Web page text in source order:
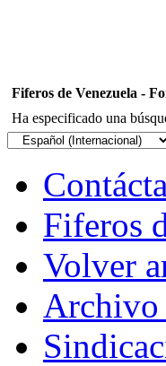
Fiferos de Venezuela -
Ha especificado una
Fiferos
Volver